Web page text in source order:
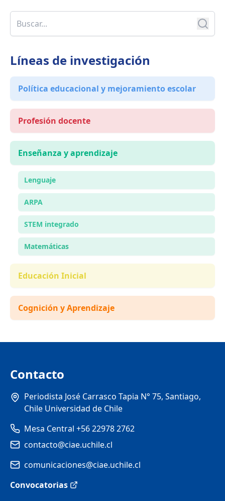
Líneas de investigación
Política educacional y mejoramiento escolar
Profesión docente
Enseñanza y aprendizaje
Lenguaje
ARPA
STEM integrado
Matemáticas
Educación Inicial
Cognición y Aprendizaje
Contacto
Periodista José Carrasco Tapia N° 75, Santiago,
Chile Universidad de Chile
Mesa Central +56 22978 2762
contacto@ciae.uchile.cl
comunicaciones@ciae.uchile.cl
Convocatorias